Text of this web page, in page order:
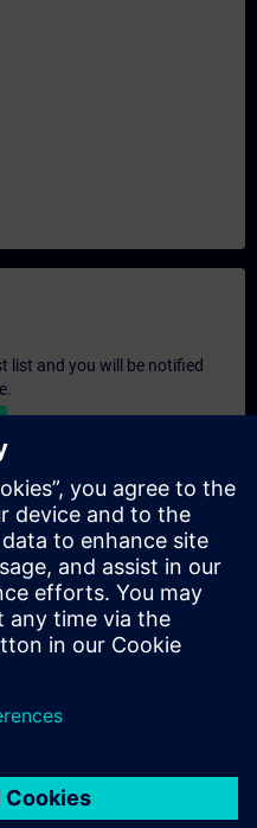
list and you will be notified
quotation for this training, for
then please click the
some personal details and
to you.